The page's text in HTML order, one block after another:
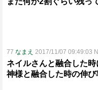
77 なまえ 2017/11/07 09:49:03
ネイルさんと融合した時
神様と融合した時の伸